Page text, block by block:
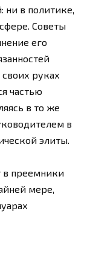
ни в политике,
Советы
его
руках
частью
в то же
в
элиты.
в преемники
мере,